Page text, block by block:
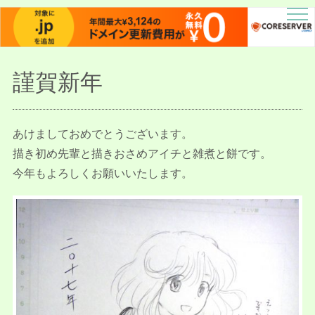
描人某屋落描置場
らくがきとねことしゃしんとだぶん
謹賀新年
あけましておめでとうございます。
描き初め先輩と描きおさめアイチと雑煮と餅です。
今年もよろしくお願いいたします。